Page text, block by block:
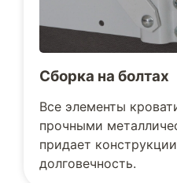
Сборка на болтах
Все элементы
прочными
придает
долговечность.